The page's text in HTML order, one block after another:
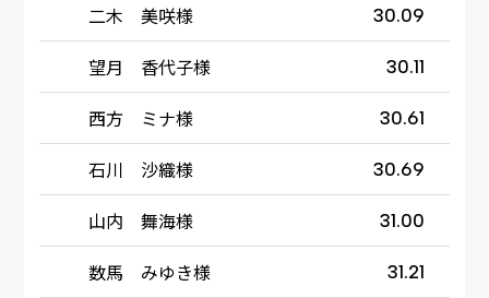
二木 美咲様 30.09
望月 香代子様 30.11
西方 ミナ様 30.61
石川 沙織様 30.69
山内 舞海様 31.00
数馬 みゆき様 31.21